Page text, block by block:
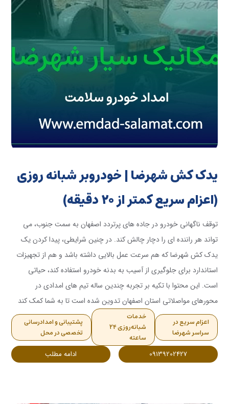
یدک کش شهرضا | خودروبر شبانه روزی
(اعزام سریع کمتر از ۲۰ دقیقه)
توقف ناگهانی خودرو در جاده های پرتردد اصفهان به سمت جنوب، می
تواند هر راننده ای را دچار چالش کند. در چنین شرایطی، پیدا کردن یک
یدک کش شهرضا که هم سرعت عمل بالایی داشته باشد و هم از تجهیزات
استاندارد برای جلوگیری از آسیب به بدنه خودرو استفاده کند، حیاتی
است. این محتوا با تکیه بر تجربه چندین ساله تیم های امدادی در
محورهای مواصلاتی استان اصفهان تدوین شده است تا به شما کمک کند
در کمترین زمان ممکن، ایمن ترین راه حل را برای جابه جایی خودروی
خود انتخاب کنید. ما در این مجموعه با ارائه خدمات خودروبر شهرضا به
صورت مکانیزه، تضمین می کنیم که خودروی شما بدون کوچکترین خط و
خش به مقصد برسد.<br /> <br /> برداشت سریع: یدک کش شهرضا با
اعزام سریع در
سراسر شهرضا
خدمات
شبانه‌روزی ۲۴
ساعته
پشتیبانی و امدادرسانی
تخصصی در محل
09139202427 ادامه مطلب